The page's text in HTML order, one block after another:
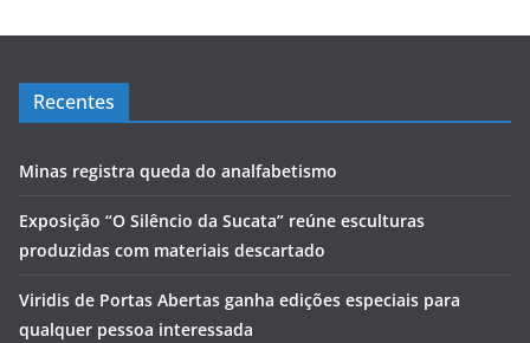
Recentes
Minas registra queda do analfabetismo
Exposição “O Silêncio da Sucata” reúne esculturas
produzidas com materiais descartado
Viridis de Portas Abertas ganha edições especiais para
qualquer pessoa interessada